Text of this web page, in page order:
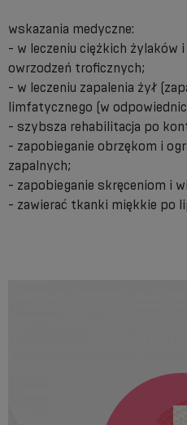
wskazania medyczne:
- w leczeniu ciężkich żylaków
owrzodzeń troficznych;
- w leczeniu zapalenia żył
limfatycznego (w
- szybsza rehabilitacja po
- zapobieganie obrzękom i
zapalnych;
- zapobieganie skręceniom i
- zawierać tkanki miękkie po